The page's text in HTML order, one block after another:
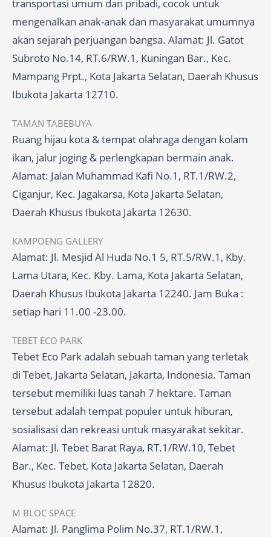
transportasi umum dan pribadi, cocok untuk
mengenalkan anak-anak dan masyarakat umumnya
akan sejarah perjuangan bangsa. Alamat: Jl. Gatot
Subroto No.14, RT.6/RW.1, Kuningan Bar., Kec.
Mampang Prpt., Kota Jakarta Selatan, Daerah Khusus
Ibukota Jakarta 12710.
TAMAN TABEBUYA
Ruang hijau kota & tempat olahraga dengan kolam
ikan, jalur joging & perlengkapan bermain anak.
Alamat: Jalan Muhammad Kafi No.1, RT.1/RW.2,
Ciganjur, Kec. Jagakarsa, Kota Jakarta Selatan,
Daerah Khusus Ibukota Jakarta 12630.
KAMPOENG GALLERY
Alamat: Jl. Mesjid Al Huda No.1 5, RT.5/RW.1, Kby.
Lama Utara, Kec. Kby. Lama, Kota Jakarta Selatan,
Daerah Khusus Ibukota Jakarta 12240. Jam Buka :
setiap hari 11.00 -23.00.
TEBET ECO PARK
Tebet Eco Park adalah sebuah taman yang terletak
di Tebet, Jakarta Selatan, Jakarta, Indonesia. Taman
tersebut memiliki luas tanah 7 hektare. Taman
tersebut adalah tempat populer untuk hiburan,
sosialisasi dan rekreasi untuk masyarakat sekitar.
Alamat: Jl. Tebet Barat Raya, RT.1/RW.10, Tebet
Bar., Kec. Tebet, Kota Jakarta Selatan, Daerah
Khusus Ibukota Jakarta 12820.
M BLOC SPACE
Alamat: Jl. Panglima Polim No.37, RT.1/RW.1,